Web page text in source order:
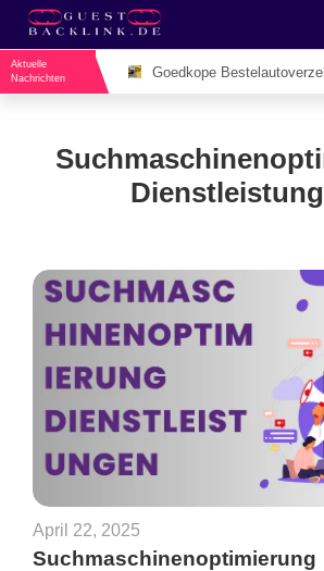
Aktuelle
Nachrichten
April 22, 2025
Suchmaschinenoptimierung